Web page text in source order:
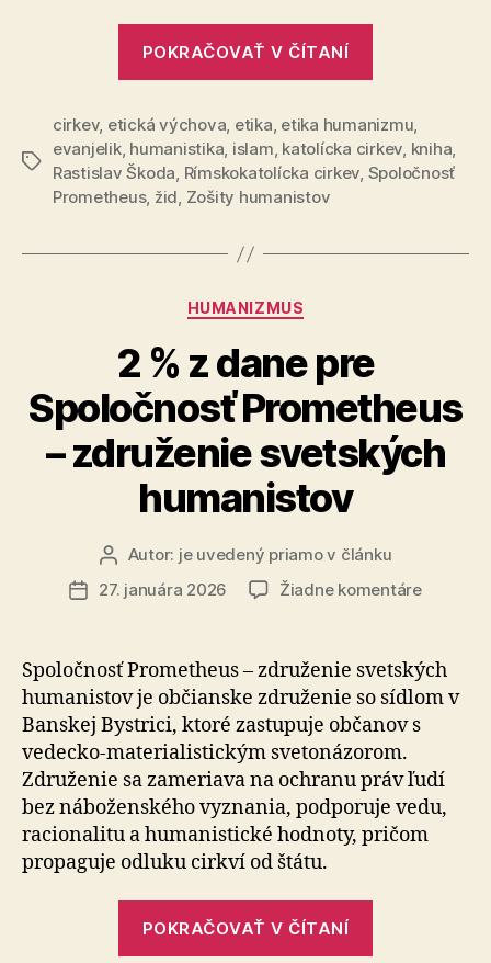
POKRAČOVAŤ V ČÍTANÍ
nárok
na
Značky
cirkev, etická výchova, etika, etika humanizmu,
evanjelik, humanistika, islam, katolícka cirkev, kniha,
Rastislav Škoda, Rímskokatolícka cirkev, Spoločnosť
Prometheus, žid, Zošity humanistov
Kategórie
HUMANIZMUS
2 % z dane pre
Spoločnosť Prometheus
– združenie svetských
humanistov
Autor
článku
Autor: je uvedený priamo v článku
Dátum
27. januára 2026 Žiadne komentárena
z
dane
pre
–
Spoločnosť Prometheus – združenie svetských
hu­ma­nis­tov je občianske združenie so sídlom v
Banskej Bystrici, ktoré zastupuje občanov s
vedecko-materialistickým svetonázorom.
Združenie sa zameriava na ochranu práv ľudí
bez náboženského vyznania, podporuje vedu,
racionalitu a humanistické hodnoty, pričom
propaguje odluku cirkví od štátu.
POKRAČOVAŤ V ČÍTANÍ